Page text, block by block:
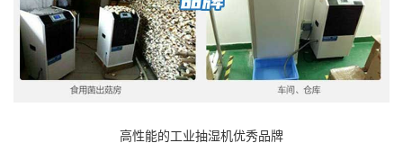
高性能的工业抽湿机优秀品牌